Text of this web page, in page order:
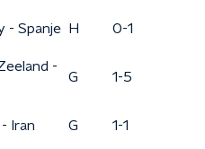
- Spanje H 0-1
-
G 1-5
Iran G 1-1